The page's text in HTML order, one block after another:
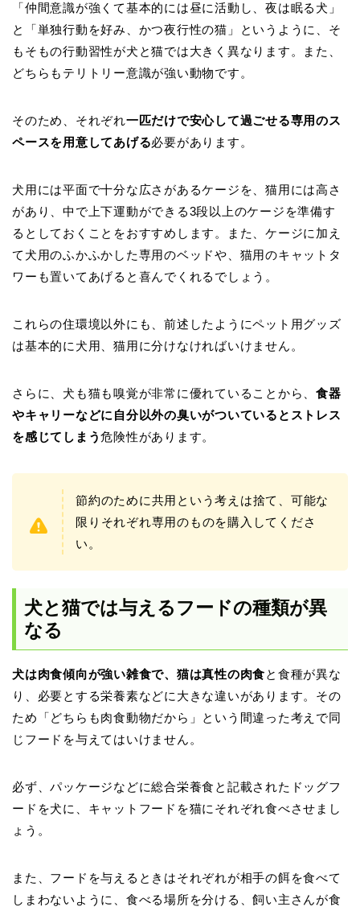
「仲間意識が強くて基本的には昼に活動し、夜は眠る犬」
と「単独行動を好み、かつ夜行性の猫」というように、そ
もそもの行動習性が犬と猫では大きく異なります。また、
どちらもテリトリー意識が強い動物です。
そのため、それぞれ一匹だけで安心して過ごせる専用のス
ペースを用意してあげる必要があります。
犬用には平面で十分な広さがあるケージを、猫用には高さ
があり、中で上下運動ができる3段以上のケージを準備す
るとしておくことをおすすめします。また、ケージに加え
て犬用のふかふかした専用のベッドや、猫用のキャットタ
ワーも置いてあげると喜んでくれるでしょう。
これらの住環境以外にも、前述したようにペット用グッズ
は基本的に犬用、猫用に分けなければいけません。
さらに、犬も猫も嗅覚が非常に優れていることから、食器
やキャリーなどに自分以外の臭いがついているとストレス
を感じてしまう危険性があります。
節約のために共用という考えは捨て、可能な
限りそれぞれ専用のものを購入してくださ
い。
犬と猫では与えるフードの種類が異
なる
犬は肉食傾向が強い雑食で、猫は真性の肉食と食種が異な
り、必要とする栄養素などに大きな違いがあります。その
ため「どちらも肉食動物だから」という間違った考えで同
じフードを与えてはいけません。
必ず、パッケージなどに総合栄養食と記載されたドッグフ
ードを犬に、キャットフードを猫にそれぞれ食べさせまし
ょう。
また、フードを与えるときはそれぞれが相手の餌を食べて
しまわないように、食べる場所を分ける、飼い主さんが食